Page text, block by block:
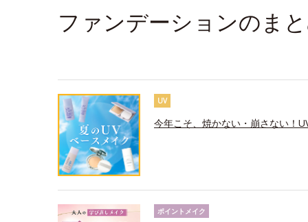
ファンデーションのま
UV
今年こそ、焼かない・崩さない！
ポイントメイク